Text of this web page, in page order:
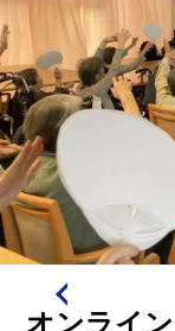
オンライ